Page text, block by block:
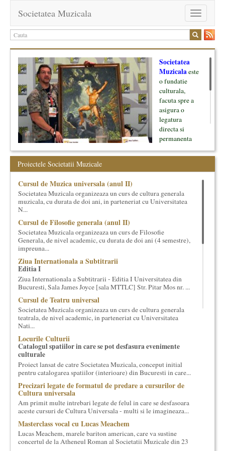
Toggle
navigation
Societatea Muzicala
Societatea
Muzicalaeste
o fundatie
culturala,
facuta spre a
asigura o
legatura
directa si
permanenta
oamenii ei, pe
inceput cu muzica clasica - si de aici numele -, insa acum
dezvoltam proiecte si in alte domenii ale culturii.
Facem management cultural, dezvoltam si administram proiecte
proprii sau preluate, modele si sisteme de finantare, marketing
cultural si consultanta. Organizam concursuri, concerte si
evenimente culturale, private sau publice, tinem cursuri de
cultura generala muzicala, teatrala, filosofica si de alte feluri.
Cuvinte in plus despre proiect, despre cei care il administreaza si
cei care il finantateaza sunt in rubricile de mai jos.
Proiectele Societatii Muzicale
Cursul de Muzica universala (anul II)
Societatea Muzicala organizeaza un curs de cultura generala
muzicala, cu durata de doi ani, in parteneriat cu Universitatea
N...
Cursul de Filosofie generala (anul II)
Societatea Muzicala organizeaza un curs de Filosofie
Generala, de nivel academic, cu durata de doi ani (4 semestre),
impreuna...
Ziua Internationala a Subtitrarii
Editia I
Ziua Internationala a Subtitrarii - Editia I Universitatea din
Bucuresti, Sala James Joyce [sala MTTLC] Str. Pitar Mos nr. ...
Cursul de Teatru universal
Societatea Muzicala organizeaza un curs de cultura generala
teatrala, de nivel academic, in parteneriat cu Universitatea
Nati...
Locurile Culturii
Catalogul spatiilor in care se pot desfasura evenimente
culturale
Proiect lansat de catre Societatea Muzicala, conceput initial
pentru catalogarea spatiilor (interioare) din Bucuresti in care...
Precizari legate de formatul de predare a cursurilor de
Cultura universala
Am primit multe intrebari legate de felul in care se desfasoara
aceste cursuri de Cultura Universala - multi si le imagineaza...
Masterclass vocal cu Lucas Meachem
Lucas Meachem, marele bariton american, care va sustine
concertul de la Atheneul Roman al Societatii Muzicale din 23